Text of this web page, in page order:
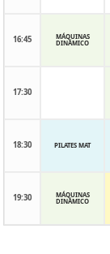
16:45
MÁQUINAS
DINÁMICO
17:30
18:30 PILATES MAT
19:30
MÁQUINAS
DINÁMICO